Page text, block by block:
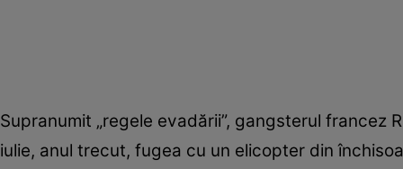
Supranumit „regele evadării”, gangsterul francez
iulie, anul trecut, fugea cu un elicopter din